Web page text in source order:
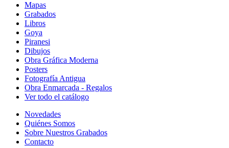
Mapas
Grabados
Libros
Goya
Piranesi
Dibujos
Obra Gráfica Moderna
Posters
Fotografía Antigua
Obra Enmarcada - Regalos
Ver todo el catálogo
Novedades
Quiénes Somos
Sobre Nuestros Grabados
Contacto